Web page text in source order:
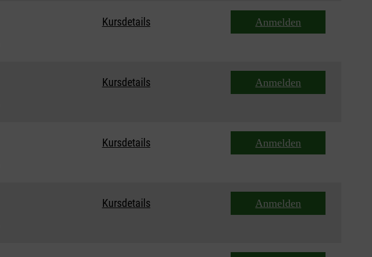
Kursdetails Anmelden
Kursdetails Anmelden
Kursdetails Anmelden
Kursdetails Anmelden